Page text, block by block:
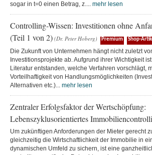
sogar in t=0 einen Betrag, z.... mehr lesen
Controlling-Wissen: Investitionen ohne
(Teil 1 von 2) (Dr. Peter Hoberg) Premium Shop-
Die Zukunft von Unternehmen hängt nicht zuletzt
Investitionsprojekte ab. Aufgrund ihrer Wichtigkeit
Literatur entstanden, welche Verfahren vorschlägt,
Vorteilhaftigkeit von Handlungsmöglichkeiten
Alternativen etc.)... mehr lesen
Zentraler Erfolgsfaktor der Wertschöpfung:
Lebenszyklusorientiertes
Um zukünftigen Anforderungen der Mieter gerecht
gleichzeitig die Wirtschaftlichkeit der Immobilie in
dynamischen Umfeld zu sichern, ist eine